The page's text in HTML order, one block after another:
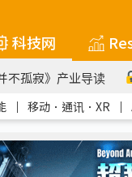
科技网
不孤寂》产业导读
｜ 移动．通讯．XR ｜